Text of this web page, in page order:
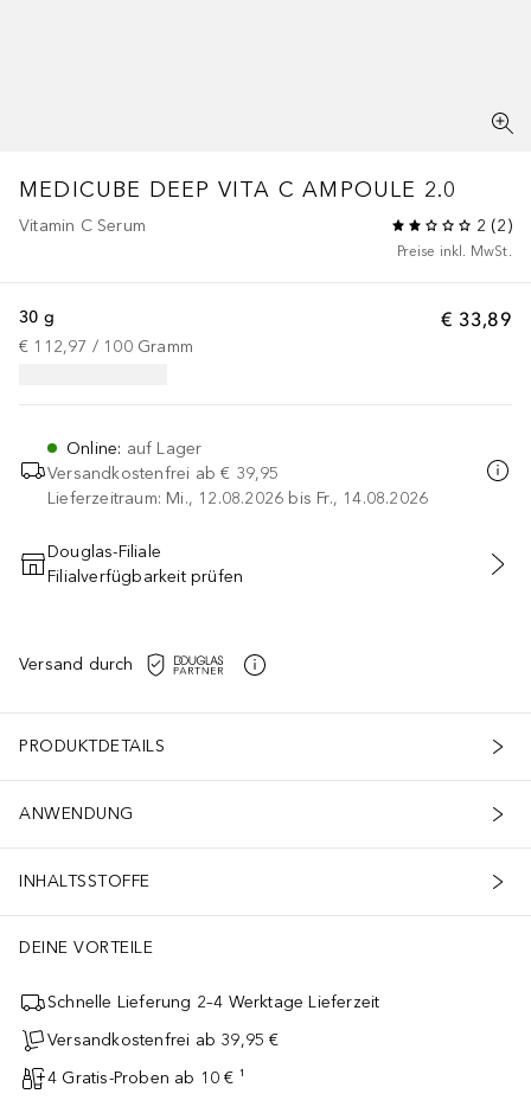
MEDICUBE DEEP VITA C AMPOULE 2.0
Vitamin C Serum 2 (2)
Preise inkl. MwSt.
€ 33,89
30 g
€ 112,97 / 100 Gramm
Online: auf Lager
Versandkostenfrei ab € 39,95
Lieferzeitraum: Mi., 12.08.2026 bis Fr., 14.08.2026
IN DEN WARENKORB
Douglas-Filiale
Filialverfügbarkeit prüfen
Versand durch
PRODUKTDETAILS
ANWENDUNG
INHALTSSTOFFE
DEINE VORTEILE
Schnelle Lieferung 2–4 Werktage Lieferzeit
Versandkostenfrei ab 39,95 €
4 Gratis-Proben ab 10 € ¹